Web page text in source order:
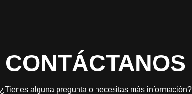
CONTÁCTANOS
¿Tienes alguna pregunta o necesitas más información?